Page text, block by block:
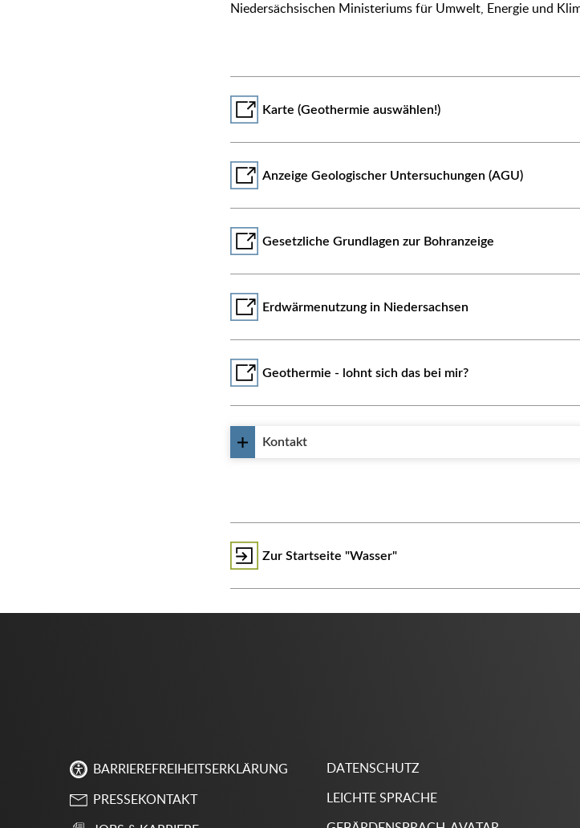
Niedersächsischen Ministeriums für Umwelt, Energie und
Karte (Geothermie auswählen!)
Anzeige Geologischer Untersuchungen (AGU)
Gesetzliche Grundlagen zur Bohranzeige
Erdwärmenutzung in Niedersachsen
Geothermie - lohnt sich das bei mir?
Kontakt
Zur Startseite "Wasser"
BARRIEREFREIHEITSERKLÄRUNG
PRESSEKONTAKT
DATENSCHUTZ
LEICHTE SPRACHE